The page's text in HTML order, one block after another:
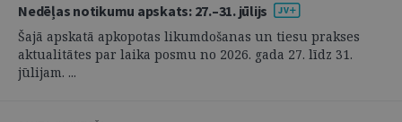
Nedēļas notikumu apskats: 27.–31. jūlijs
Šajā apskatā apkopotas likumdošanas un tiesu prakses
aktualitātes par laika posmu no 2026. gada 27. līdz 31.
jūlijam. ...